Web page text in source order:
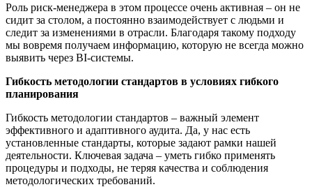
Роль риск-менеджера в этом процессе очень активная – он не
сидит за столом, а постоянно взаимодействует с людьми и
следит за изменениями в отрасли. Благодаря такому подходу
мы вовремя получаем информацию, которую не всегда можно
выявить через BI-системы.
Гибкость методологии стандартов в условиях гибкого
планирования
Гибкость методологии стандартов – важный элемент
эффективного и адаптивного аудита. Да, у нас есть
установленные стандарты, которые задают рамки нашей
деятельности. Ключевая задача – уметь гибко применять
процедуры и подходы, не теряя качества и соблюдения
методологических требований.